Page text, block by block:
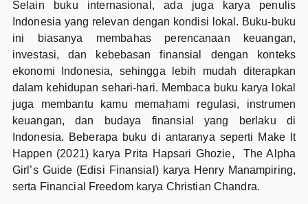
Selain buku internasional, ada juga karya penulis
Indonesia yang relevan dengan kondisi lokal. Buku-buku
ini biasanya membahas perencanaan keuangan,
investasi, dan kebebasan finansial dengan konteks
ekonomi Indonesia, sehingga lebih mudah diterapkan
dalam kehidupan sehari-hari. Membaca buku karya lokal
juga membantu kamu memahami regulasi, instrumen
keuangan, dan budaya finansial yang berlaku di
Indonesia. Beberapa buku di antaranya seperti Make It
Happen (2021) karya Prita Hapsari Ghozie, The Alpha
Girl’s Guide (Edisi Finansial) karya Henry Manampiring,
serta Financial Freedom karya Christian Chandra.